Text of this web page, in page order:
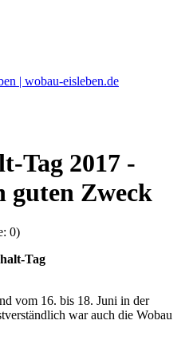
| wobau-eisleben.de
Tag 2017 -
guten Zweck
0)
Tag
vom 16. bis 18. Juni in der
war auch die Wobau